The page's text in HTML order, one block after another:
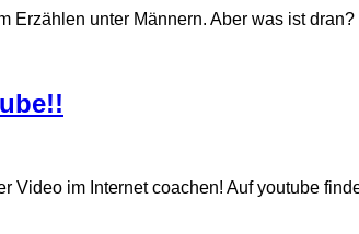
Erzählen unter Männern. Aber was ist dran?
im Internet coachen! Auf youtube